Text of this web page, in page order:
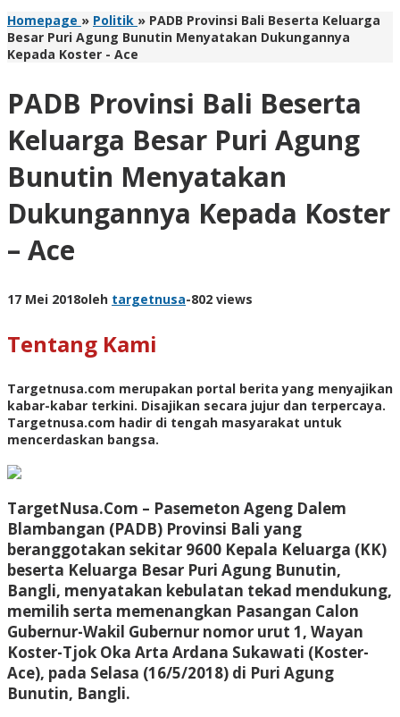
Homepage » Politik » PADB Provinsi Bali Beserta Keluarga
Besar Puri Agung Bunutin Menyatakan Dukungannya
Kepada Koster - Ace
PADB Provinsi Bali Beserta
Keluarga Besar Puri Agung
Bunutin Menyatakan
Dukungannya Kepada Koster
– Ace
17 Mei 2018oleh targetnusa-802 views
Tentang Kami
Targetnusa.com merupakan portal berita yang menyajikan
kabar-kabar terkini. Disajikan secara jujur dan terpercaya.
Targetnusa.com hadir di tengah masyarakat untuk
mencerdaskan bangsa.
TargetNusa.Com – Pasemeton Ageng Dalem
Blambangan (PADB) Provinsi Bali yang
beranggotakan sekitar 9600 Kepala Keluarga (KK)
beserta Keluarga Besar Puri Agung Bunutin,
Bangli, menyatakan kebulatan tekad mendukung,
memilih serta memenangkan Pasangan Calon
Gubernur-Wakil Gubernur nomor urut 1, Wayan
Koster-Tjok Oka Arta Ardana Sukawati (Koster-
Ace), pada Selasa (16/5/2018) di Puri Agung
Bunutin, Bangli.